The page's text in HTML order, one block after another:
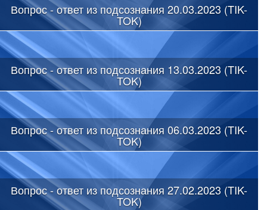
Вопрос - ответ из подсознания 20.03.2023 (TIK-
TOK)
Вопрос - ответ из подсознания 13.03.2023 (TIK-
TOK)
Вопрос - ответ из подсознания 06.03.2023 (TIK-
TOK)
Вопрос - ответ из подсознания 27.02.2023 (TIK-
TOK)